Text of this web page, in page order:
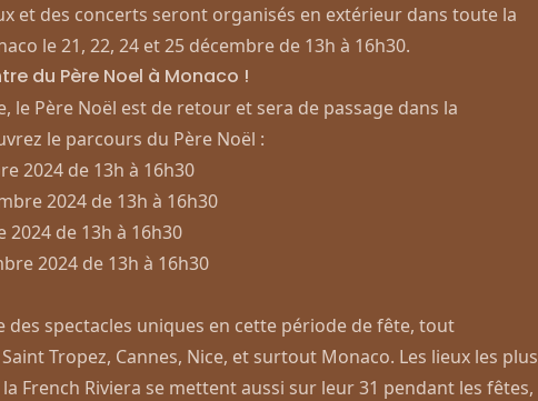
et des concerts seront organisés en extérieur dans toute la
le 21, 22, 24 et 25 décembre de 13h à 16h30.
du Père Noel à Monaco !
le Père Noël est de retour et sera de passage dans la
le parcours du Père Noël :
2024 de 13h à 16h30
2024 de 13h à 16h30
de 13h à 16h30
2024 de 13h à 16h30
des spectacles uniques en cette période de fête, tout
Tropez, Cannes, Nice, et surtout Monaco. Les lieux les plus
French Riviera se mettent aussi sur leur 31 pendant les fêtes,